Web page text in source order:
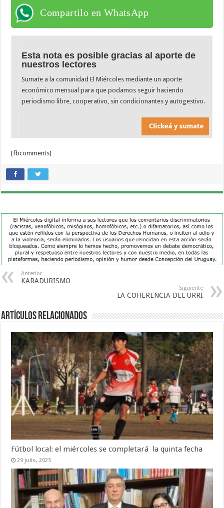
Compartilo en WhatsApp
Esta nota es posible gracias al aporte de
nuestros lectores
Sumate a la comunidad El Miércoles mediante un aporte
económico mensual para que podamos seguir haciendo
periodismo libre, cooperativo, sin condicionantes y autogestivo.
[fbcomments]
Anterior
KARADURISMO
Siguiente
LA COHERENCIA DEL URRI
Artículos Relacionados
Fútbol local: el miércoles se completará la quinta fecha
29 julio, 2025